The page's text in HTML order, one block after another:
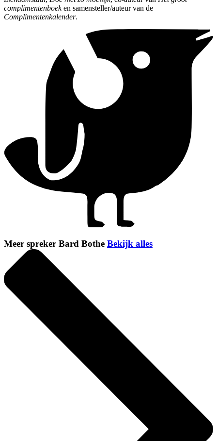
complimentenboeken samensteller/auteur van de
Complimentenkalender.
Meer spreker Bard Bothe Bekijk alles